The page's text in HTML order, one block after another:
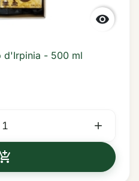

d'Irpinia - 500 ml
